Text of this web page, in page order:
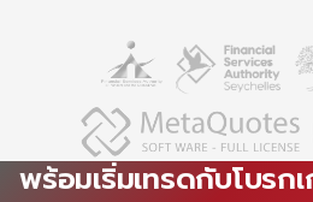
พร้อมเริ่มเทรดกับโบร